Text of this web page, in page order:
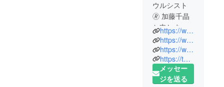
ウルシスト
🄬 加藤千晶
と申しま
す。
「サステナ
ブルな地球
を考える現
代だからこ
https://www.urushipicnic.com/
https://www.instagram.com/urushipicnic/
https://www.facebook.com/urushipicnic
https://twitter.com/urushipicnic
メッセー
ジを送る